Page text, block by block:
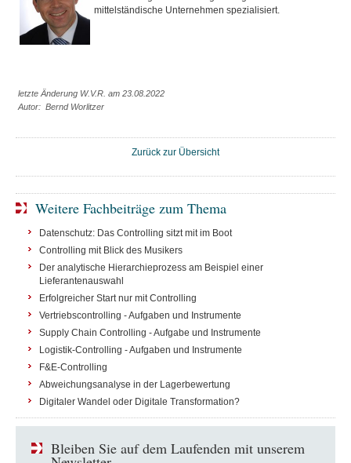
mittelständische Unternehmen spezialisiert.
letzte Änderung W.V.R. am 23.08.2022
Autor: Bernd Worlitzer
Zurück zur Übersicht
Weitere Fachbeiträge zum Thema
Datenschutz: Das Controlling sitzt mit im Boot
Controlling mit Blick des Musikers
Der analytische Hierarchieprozess am Beispiel einer
Lieferantenauswahl
Erfolgreicher Start nur mit Controlling
Vertriebscontrolling - Aufgaben und Instrumente
Supply Chain Controlling - Aufgabe und Instrumente
Logistik-Controlling - Aufgaben und Instrumente
F&E-Controlling
Abweichungsanalyse in der Lagerbewertung
Digitaler Wandel oder Digitale Transformation?
Bleiben Sie auf dem Laufenden mit unserem